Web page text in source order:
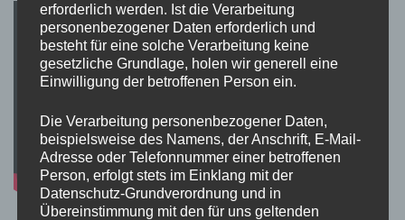
erforderlich werden. Ist die Verarbeitung
personenbezogener Daten erforderlich und
besteht für eine solche Verarbeitung keine
gesetzliche Grundlage, holen wir generell eine
Einwilligung der betroffenen Person ein.
Die Verarbeitung personenbezogener Daten,
beispielsweise des Namens, der Anschrift, E-Mail-
Adresse oder Telefonnummer einer betroffenen
Person, erfolgt stets im Einklang mit der
Datenschutz-Grundverordnung und in
Übereinstimmung mit den für uns geltenden